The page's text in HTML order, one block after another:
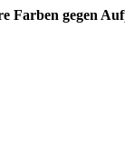
Farben gegen